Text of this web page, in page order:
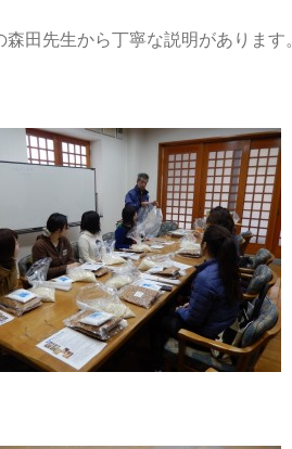
森田先生から丁寧な説明があります。